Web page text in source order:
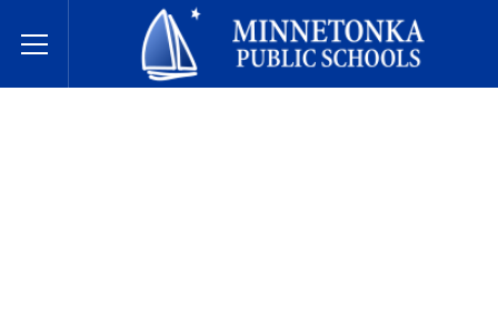
Toggle Menu
Minnetonka davlat maktablari